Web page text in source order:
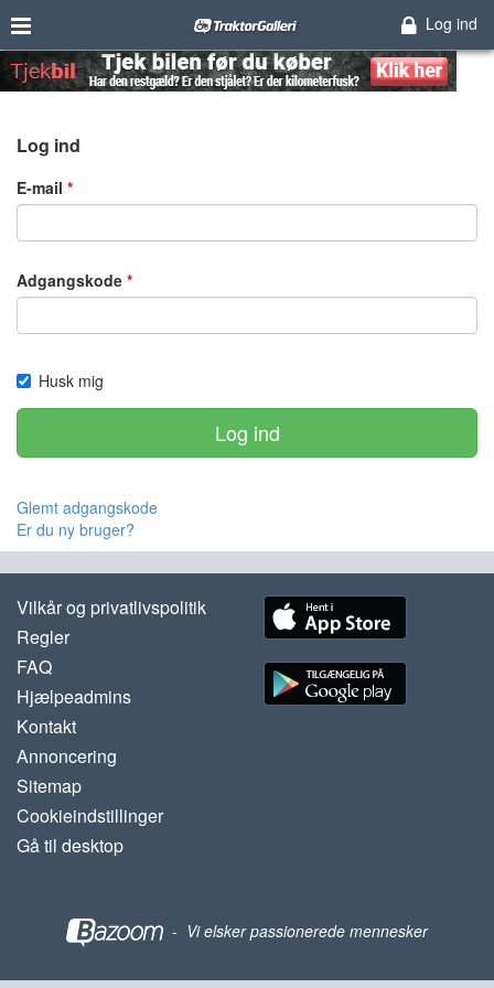
Log ind
Log ind
E-mail
Adgangskode
Husk mig
Log ind
Glemt adgangskode
Er du ny bruger?
Vilkår og privatlivspolitik
Regler
FAQ
Hjælpeadmins
Kontakt
Annoncering
Sitemap
Cookieindstillinger
Gå til desktop
- Vi elsker passionerede mennesker